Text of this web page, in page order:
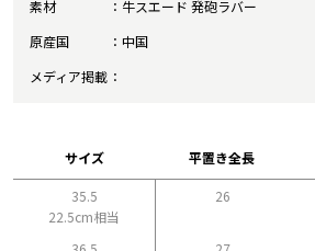
素材
牛スエード 発砲ラバー
原産国
中国
メディア掲載
サイズ 平置き全長
35.5
22.5cm相当
26